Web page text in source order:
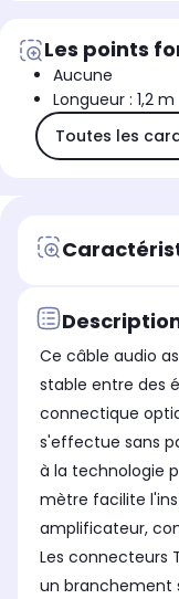
Les points
Aucune
Longueur : 1,2 m
Toutes les
Ce câble audio
stable entre des
connectique
s'effectue sans
à la technologie
mètre facilite
amplificateur,
Les connecteurs
un branchement